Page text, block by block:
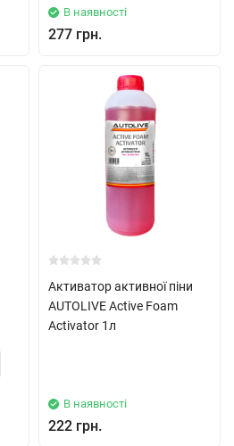
В наявності
277 грн.
Активатор активної піни
AUTOLIVE Active Foam
Activator 1л
В наявності
222 грн.